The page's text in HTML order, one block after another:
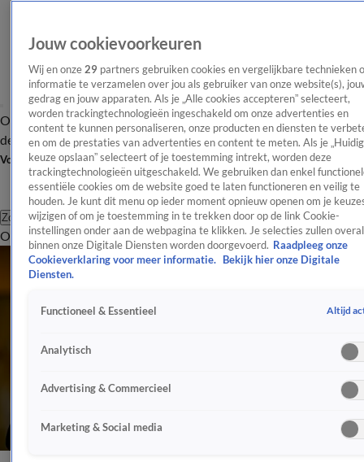
OverzichtAfleveringen Entertainment TV Algemeen
Tip
de redactieNieuwsbrief
Volg Shownieuws
Zoeken
OverzichtEntertainmentSpraakmakendRealityCrimeVideo's
Jouw cookievoorkeuren
Wij en onze 29 partners gebruiken cookies en vergelijkbare technieken
informatie te verzamelen over jou als gebruiker van onze website(s),
gedrag en jouw apparaten. Als je „Alle cookies accepteren” selecteert,
worden trackingtechnologieën ingeschakeld om onze advertenties en
content te kunnen personaliseren, onze producten en diensten te
en om de prestaties van advertenties en content te meten. Als je
keuze opslaan” selecteert of je toestemming intrekt, worden deze
trackingtechnologieën uitgeschakeld. We gebruiken dan enkel
essentiële cookies om de website goed te laten functioneren en veilig te
houden. Je kunt dit menu op ieder moment opnieuw openen om je
wijzigen of om je toestemming in te trekken door op de link Cookie-
instellingen onder aan de webpagina te klikken. Je selecties zullen overal
binnen onze Digitale Diensten worden doorgevoerd. Raadpleeg onze
Cookieverklaring voor meer informatie.
Bekijk hier onze Digitale
Diensten.
Functioneel & Essentieel Altijd
Analytisch
Advertising & Commercieel
Marketing & Social media